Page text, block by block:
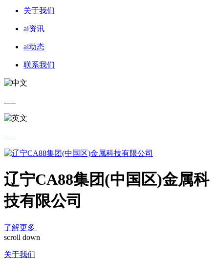
关于我们
ai资讯
ai动态
联系我们
辽宁CA88集团(中国区)金属科
技有限公司
了解更多
scroll down
关于我们